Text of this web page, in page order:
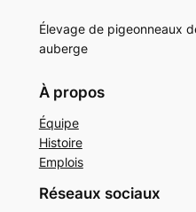
Élevage de pigeonneaux
auberge
À propos
Équipe
Histoire
Emplois
Réseaux sociaux